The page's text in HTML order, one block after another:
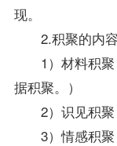
现。
2.积聚的内容
1）材料积聚
据积聚。）
2）识见积聚
3）情感积聚